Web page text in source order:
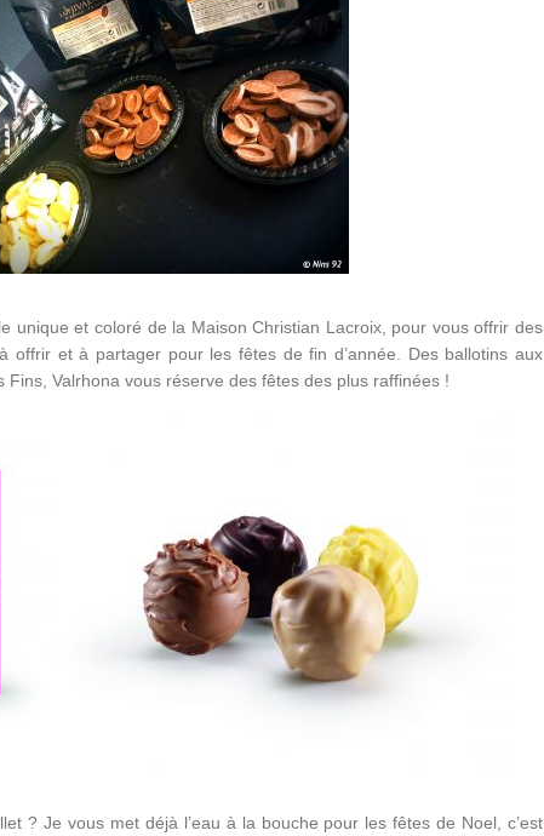
unique et coloré de la Maison Christian Lacroix, pour vous offrir des
offrir et à partager pour les fêtes de fin d’année. Des ballotins aux
Valrhona vous réserve des fêtes des plus raffinées !
? Je vous met déjà l’eau à la bouche pour les fêtes de Noel, c’est